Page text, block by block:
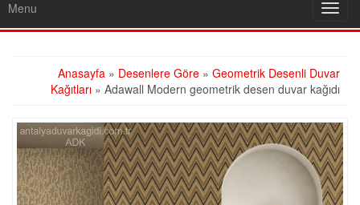
Menu
Anasayfa » Desenlere Göre » Geometrik Desenli Duvar
Kağıtları » Adawall Modern geometrik desen duvar kağıdı